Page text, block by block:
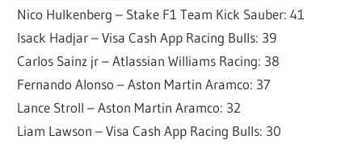
Nico Hulkenberg – Stake F1 Team Kick Sauber: 41
Isack Hadjar – Visa Cash App Racing Bulls: 39
Carlos Sainz jr – Atlassian Williams Racing: 38
Fernando Alonso – Aston Martin Aramco: 37
Lance Stroll – Aston Martin Aramco: 32
Liam Lawson – Visa Cash App Racing Bulls: 30